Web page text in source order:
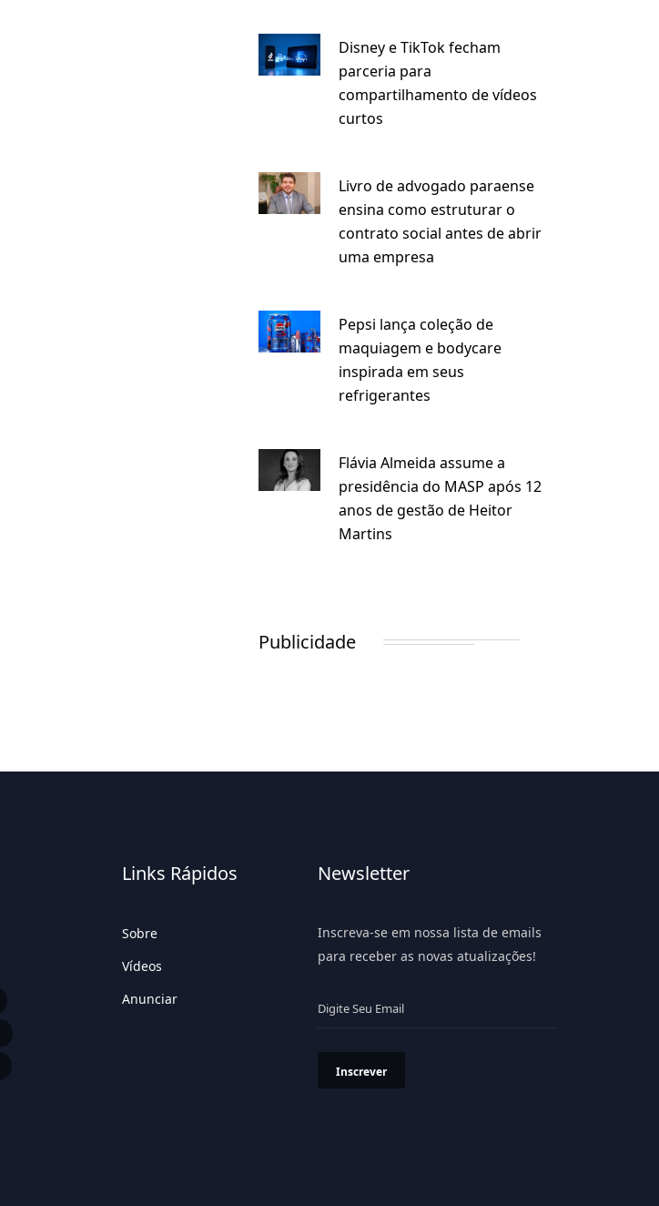
Disney e TikTok fecham
parceria para
compartilhamento de vídeos
curtos
Livro de advogado paraense
ensina como estruturar o
contrato social antes de abrir
uma empresa
Pepsi lança coleção de
maquiagem e bodycare
inspirada em seus
refrigerantes
Flávia Almeida assume a
presidência do MASP após 12
anos de gestão de Heitor
Martins
Publicidade
Links Rápidos
Sobre
Vídeos
Anunciar
Newsletter
Inscreva-se em nossa lista de emails
para receber as novas atualizações!
Inscrever